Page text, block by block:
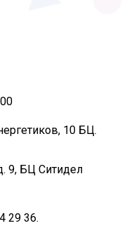
10 БЦ.
9, БЦ Ситидел
29 36.